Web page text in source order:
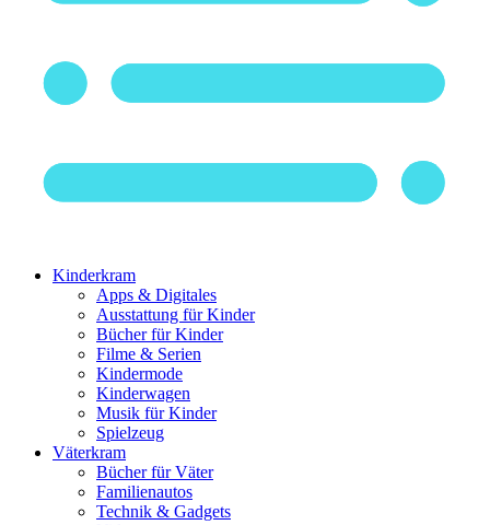
Kinderkram
Apps & Digitales
Ausstattung für Kinder
Bücher für Kinder
Filme & Serien
Kindermode
Kinderwagen
Musik für Kinder
Spielzeug
Väterkram
Bücher für Väter
Familienautos
Technik & Gadgets